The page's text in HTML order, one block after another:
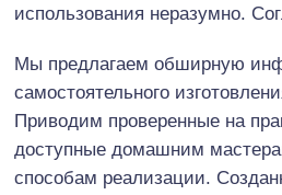
использования неразумно.
Мы предлагаем обширную
самостоятельного
Приводим проверенные на
доступные домашним
способам реализации.